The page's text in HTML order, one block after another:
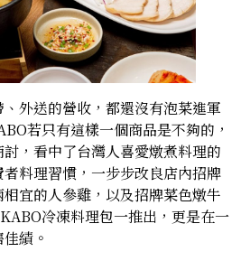
外送的營收，都還沒有泡菜進軍
若只有這樣一個商品是不夠的，
，看中了台灣人喜愛燉煮料理的
料理習慣，一步步改良店內招牌
宜的人參雞，以及招牌菜色燉牛
冷凍料理包一推出，更是在一
績。